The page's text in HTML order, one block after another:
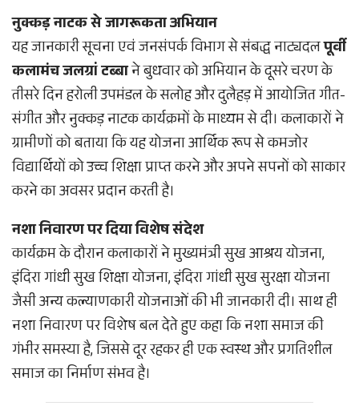
नुक्कड़ नाटक से जागरूकता अभियान
यह जानकारी सूचना एवं जनसंपर्क विभाग से संबद्ध नाट्यदलपूर्वी
कलामंच जलग्रां टब्बाने बुधवार को अभियान के दूसरे चरण के
तीसरे दिन हरोली उपमंडल के सलोह और दुलैहड़ में आयोजित गीत-
संगीत और नुक्कड़ नाटक कार्यक्रमों के माध्यम से दी। कलाकारों ने
ग्रामीणों को बताया कि यह योजना आर्थिक रूप से कमजोर
विद्यार्थियों को उच्च शिक्षा प्राप्त करने और अपने सपनों को साकार
करने का अवसर प्रदान करती है।
नशा निवारण पर दिया विशेष संदेश
कार्यक्रम के दौरान कलाकारों ने मुख्यमंत्री सुख आश्रय योजना,
इंदिरा गांधी सुख शिक्षा योजना, इंदिरा गांधी सुख सुरक्षा योजना
जैसी अन्य कल्याणकारी योजनाओं की भी जानकारी दी। साथ ही
नशा निवारण पर विशेष बल देते हुए कहा कि नशा समाज की
गंभीर समस्या है, जिससे दूर रहकर ही एक स्वस्थ और प्रगतिशील
समाज का निर्माण संभव है।